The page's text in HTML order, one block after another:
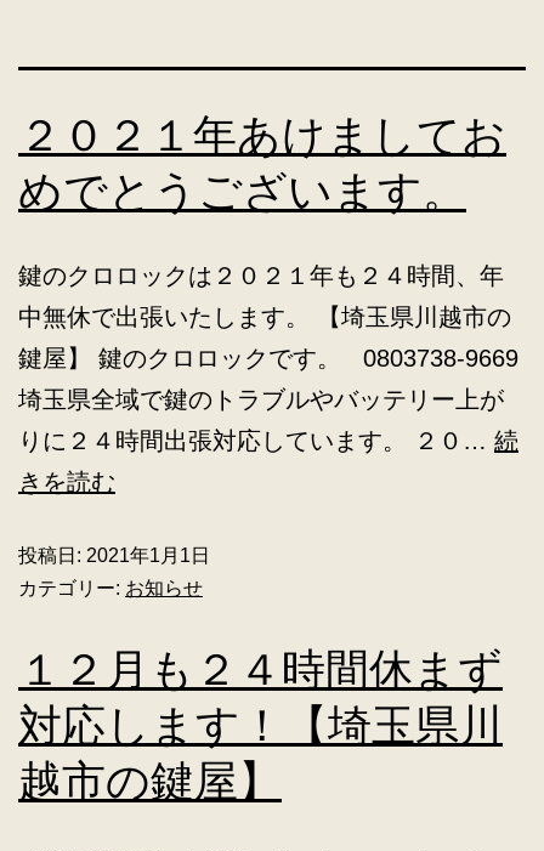
２０２１年あけましてお
めでとうございます。
鍵のクロロックは２０２１年も２４時間、年
中無休で出張いたします。 【埼玉県川越市の
鍵屋】 鍵のクロロックです。 0803738-9669
埼玉県全域で鍵のトラブルやバッテリー上が
りに２４時間出張対応しています。 ２０… 続
きを読む
投稿日: 2021年1月1日
カテゴリー: お知らせ
１２月も２４時間休まず
対応します！【埼玉県川
越市の鍵屋】